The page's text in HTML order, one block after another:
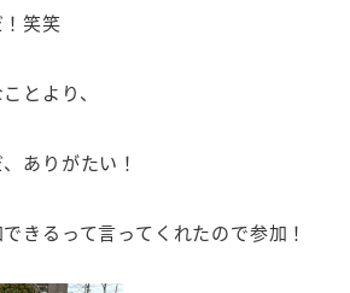
笑笑
とより、
ありがたい！
きるって言ってくれたので参加！